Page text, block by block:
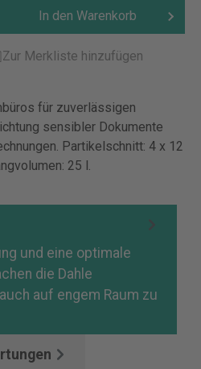
In den Warenkorb
Zur Merkliste hinzufügen
für zuverlässigen
sensibler Dokumente
Partikelschnitt: 4 x 12
25 l.
und eine optimale
die Dahle
auf engem Raum zu